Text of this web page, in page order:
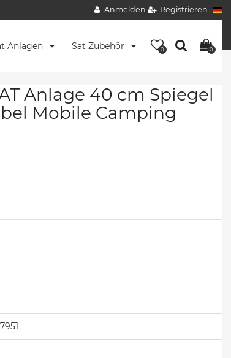
Anmelden Registrieren
Anlagen Sat Zubehör 0 0
Anlage 40 cm Spiegel
Mobile Camping